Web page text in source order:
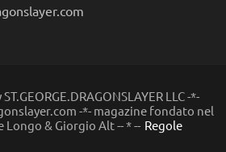
LLC -*-
-*- magazine fondato nel
Longo & Giorgio Alt -- * -- Regole